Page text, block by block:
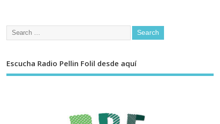
Escucha Radio Pellin Folil desde aquí